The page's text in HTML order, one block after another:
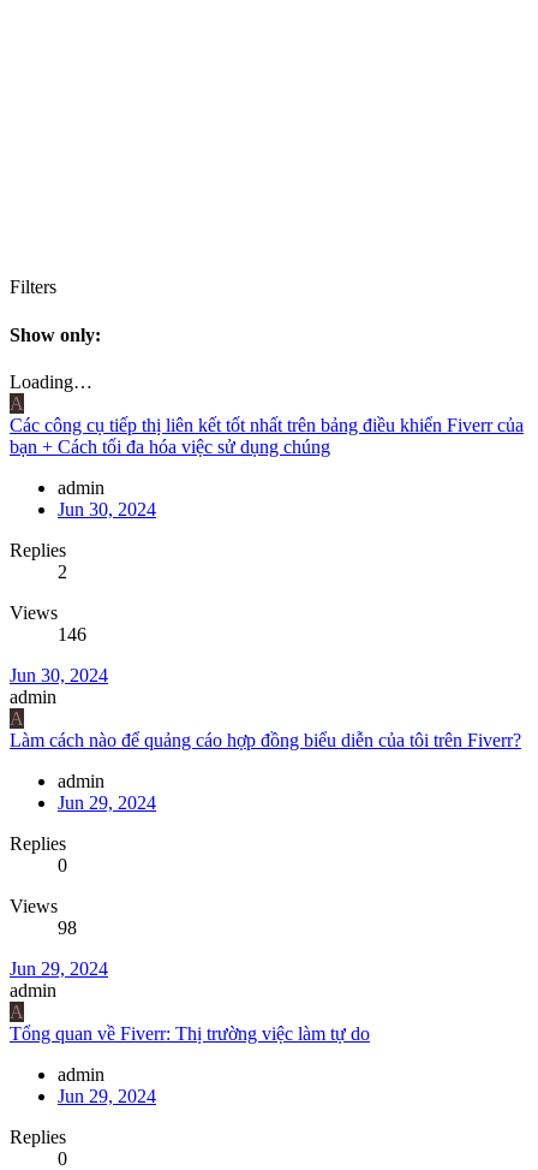
Filters
Show only:
Loading…
A
Các công cụ tiếp thị liên kết tốt nhất trên bảng điều khiển Fiverr của
bạn + Cách tối đa hóa việc sử dụng chúng
admin
Jun 30, 2024
Replies
2
Views
146
Jun 30, 2024
admin
A
Làm cách nào để quảng cáo hợp đồng biểu diễn của tôi trên Fiverr?
admin
Jun 29, 2024
Replies
0
Views
98
Jun 29, 2024
admin
A
Tổng quan về Fiverr: Thị trường việc làm tự do
admin
Jun 29, 2024
Replies
0